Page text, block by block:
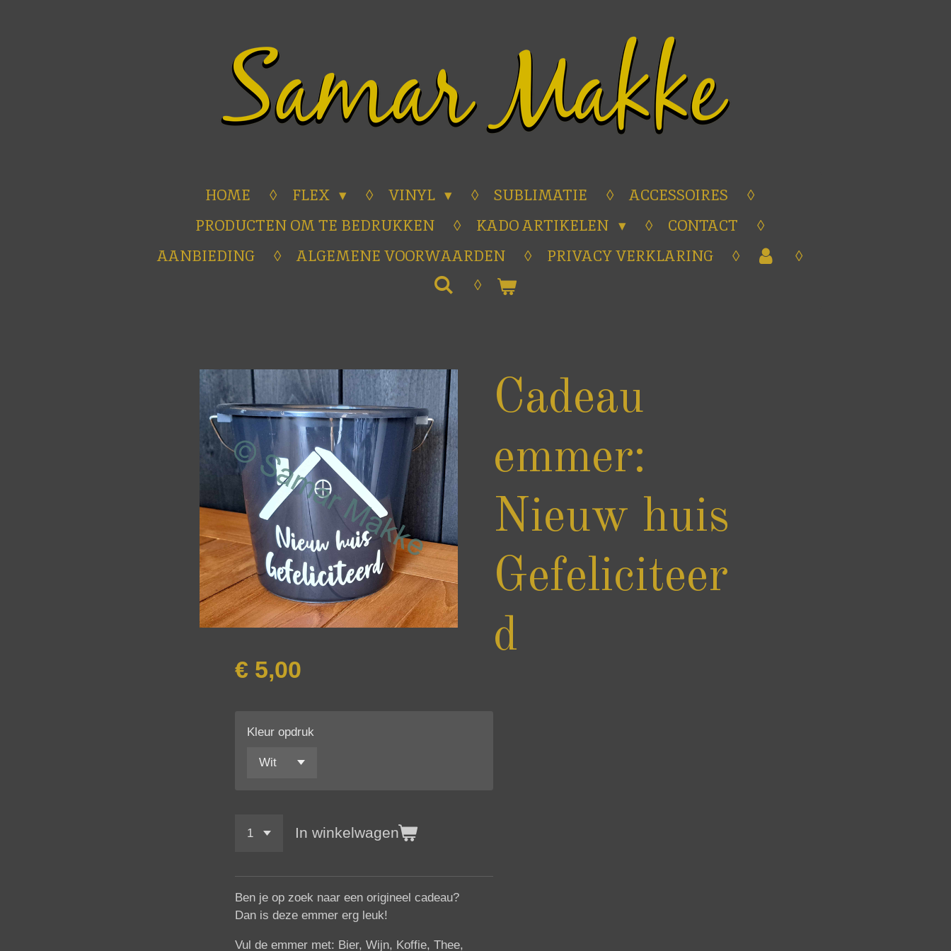
HOME FLEX VINYL SUBLIMATIE
ACCESSOIRES
PRODUCTEN OM TE BEDRUKKEN
KADO ARTIKELEN
CONTACT
AANBIEDING
ALGEMENE VOORWAARDEN PRIVACY VERKLARING
Cadeau
emmer:
Nieuw huis
Gefeliciteer
d
€ 5,00
Kleur opdruk
In winkelwagen
Ben je op zoek naar een origineel cadeau?
Dan is deze emmer erg leuk!
Vul de emmer met: Bier, Wijn, Koffie, Thee,